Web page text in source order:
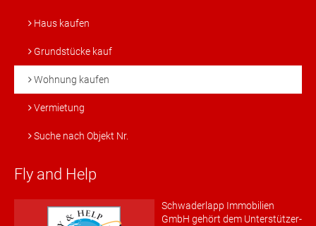
Haus kaufen
Grundstücke kauf
Wohnung kaufen
Vermietung
Suche nach Objekt Nr.
Fly and Help
Schwaderlapp Immobilien
GmbH gehört dem Unterstützer-